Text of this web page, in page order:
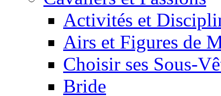
Activités et
Airs et Figures de
Choisir ses Sous-
Bride